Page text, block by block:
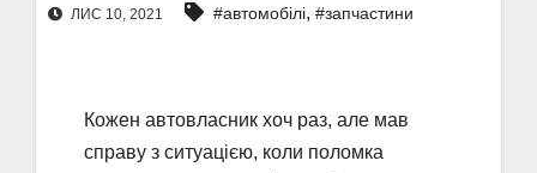
ЛИС 10, 2021 #автомобілі, #запчастини
Кожен автовласник хоч раз, але мав
справу з ситуацією, коли поломка